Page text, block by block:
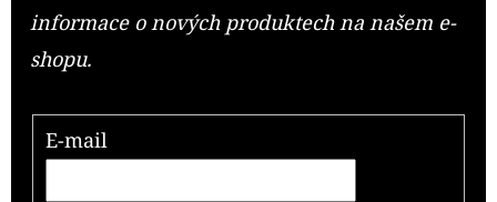
informace o nových produktech na našem e-
shopu.
E-mail